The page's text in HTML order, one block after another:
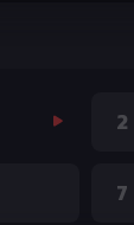
2
7